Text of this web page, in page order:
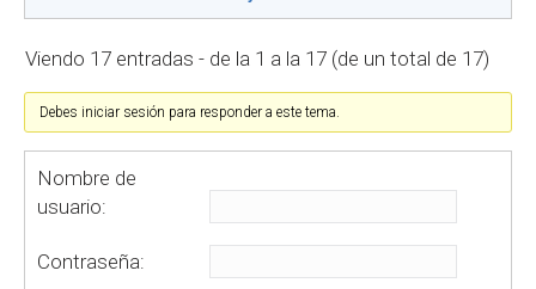
Viendo 17 entradas - de la 1 a la 17 (de un total de 17)
Debes iniciar sesión para responder a este tema.
Nombre de
usuario:
Contraseña: